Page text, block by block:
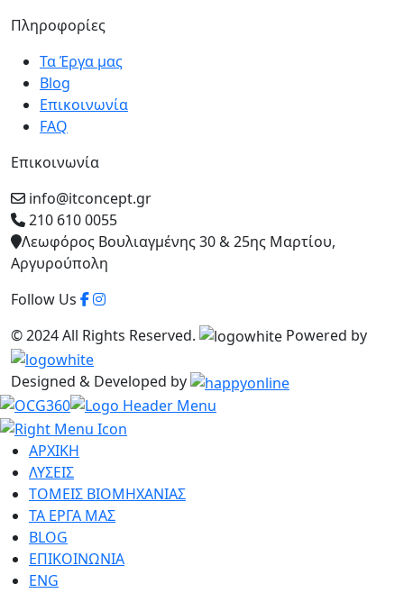
Πληροφορίες
Τα Έργα μας
Blog
Επικοινωνία
FAQ
Επικοινωνία
info@itconcept.gr
210 610 0055
Λεωφόρος Βουλιαγμένης 30 & 25ης Μαρτίου,
Αργυρούπολη
Follow Us
© 2024 All Rights Reserved.
Powered by
Designed & Developed by
ΑΡΧΙΚΗ
ΛΥΣΕΙΣ
ΤΟΜΕΙΣ ΒΙΟΜΗΧΑΝΙΑΣ
ΤΑ ΕΡΓΑ ΜΑΣ
BLOG
ΕΠΙΚΟΙΝΩΝΙΑ
ENG